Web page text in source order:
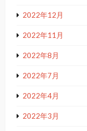
2022年12月
2022年11月
2022年8月
2022年7月
2022年4月
2022年3月